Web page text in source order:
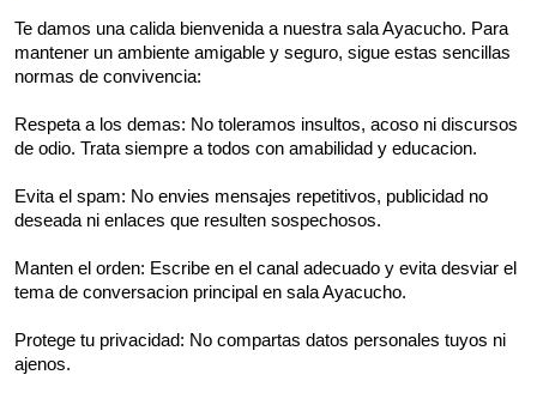
Te damos una calida bienvenida a nuestra sala Ayacucho. Para
mantener un ambiente amigable y seguro, sigue estas sencillas
normas de convivencia:
Respeta a los demas: No toleramos insultos, acoso ni discursos
de odio. Trata siempre a todos con amabilidad y educacion.
Evita el spam: No envies mensajes repetitivos, publicidad no
deseada ni enlaces que resulten sospechosos.
Manten el orden: Escribe en el canal adecuado y evita desviar el
tema de conversacion principal en sala Ayacucho.
Protege tu privacidad: No compartas datos personales tuyos ni
ajenos.